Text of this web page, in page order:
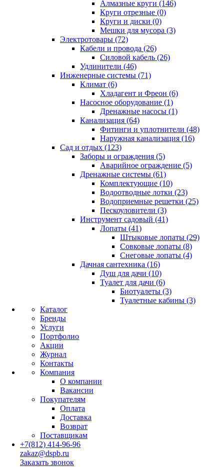
Алмазные круги (146)
Круги отрезные (0)
Круги и диски (0)
Мешки для мусора (3)
Электротовары (72)
Кабели и провода (26)
Силовой кабель (26)
Удлинители (46)
Инженерные системы (71)
Климат (6)
Хладагент и Фреон (6)
Насосное оборудование (1)
Дренажные насосы (1)
Канализация (64)
Фитинги и уплотнители (48)
Наружная канализация (16)
Сад и отдых (123)
Заборы и ограждения (5)
Аварийное ограждение (5)
Дренажные системы (61)
Комплектующие (10)
Водоотводные лотки (23)
Водоприемные решетки (25)
Пескоуловители (3)
Инструмент садовый (41)
Лопаты (41)
Штыковые лопаты (29)
Совковые лопаты (8)
Снеговые лопаты (4)
Дачная сантехника (16)
Душ для дачи (10)
Туалет для дачи (6)
Биотуалеты (3)
Туалетные кабины (3)
Каталог
Бренды
Услуги
Портфолио
Акции
Журнал
Контакты
Компания
О компании
Вакансии
Покупателям
Оплата
Доставка
Возврат
Поставщикам
+7(812) 414-96-96
zakaz@dspb.ru
Заказать звонок